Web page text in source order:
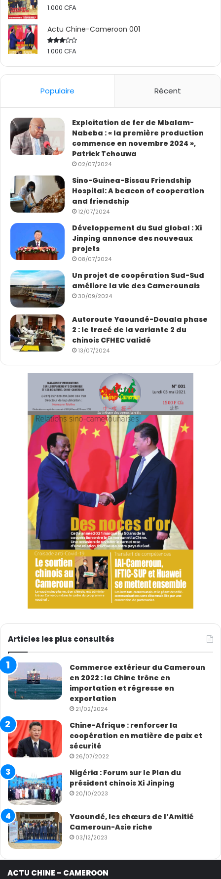
1.000 CFA
Actu Chine-Cameroon 001
Rated
1.000 CFA
Populaire Récent
Exploitation de fer de Mbalam-
Nabeba : « la première production
commence en novembre 2024 »,
Patrick Tchouwa
02/07/2024
Sino-Guinea-Bissau Friendship
Hospital: A beacon of cooperation
and friendship
12/07/2024
Développement du Sud global : Xi
Jinping annonce des nouveaux
projets
08/07/2024
Un projet de coopération Sud-Sud
améliore la vie des Camerounais
30/09/2024
Autoroute Yaoundé-Douala phase
2 : le tracé de la variante 2 du
chinois CFHEC validé
13/07/2024
Articles les plus consultés
Commerce extérieur du Cameroun
en 2022 : la Chine trône en
importation et régresse en
exportation
21/02/2024
Chine-Afrique : renforcer la
coopération en matière de paix et
sécurité
26/07/2022
Nigéria : Forum sur le Plan du
président chinois Xi Jinping
20/10/2023
Yaoundé, les chœurs de l’Amitié
Cameroun-Asie riche
03/12/2023
ACTU CHINE – CAMEROON